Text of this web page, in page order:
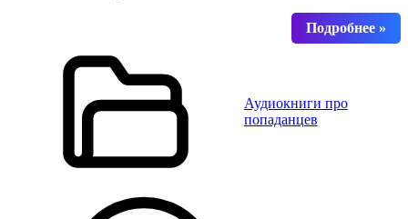
Аудиокниги про
попаданцев